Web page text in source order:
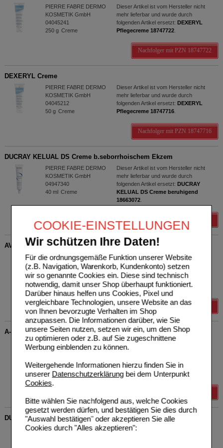
COOKIE-EINSTELLUNGEN
Wir schützen Ihre Daten!
Für die ordnungsgemäße Funktion unserer Website
(z.B. Navigation, Warenkorb, Kundenkonto) setzen
wir so genannte Cookies ein. Diese sind technisch
notwendig, damit unser Shop überhaupt funktioniert.
Darüber hinaus helfen uns Cookies, Pixel und
vergleichbare Technologien, unsere Website an das
von Ihnen bevorzugte Verhalten im Shop
anzupassen. Die Informationen darüber, wie Sie
unsere Seiten nutzen, setzen wir ein, um den Shop
zu optimieren oder z.B. auf Sie zugeschnittene
Werbung einblenden zu können.
Weitergehende Informationen hierzu finden Sie in
unserer Datenschutzerklärungbei dem Unterpunkt
Cookies.
Bitte wählen Sie nachfolgend aus, welche Cookies
gesetzt werden dürfen, und bestätigen Sie dies durch
"Auswahl bestätigen" oder akzeptieren Sie alle
Cookies durch "Alles akzeptieren":
PIERRE FABRE DERMO
KOSMETIK GmbH
04045241
250g Creme
Dieser Artikel ist vom Hersteller nicht
mehr lieferbar und wurde durch
folgenden Artikel ersetzt: DEXERYL
Pflegecreme 18747722.
Nachfolger mit PZN 18747722
DEXERYL Creme
PIERRE FABRE DERMO
KOSMETIK GmbH
04045212
50g Creme
Dieser Artikel ist vom Hersteller nicht
mehr lieferbar und wurde durch
folgenden Artikel ersetzt: DEXERYL
Pflegecreme 18747716.
Nachfolger mit PZN 18747716
DUCRAY KELUAL DS Creme b.seborrhoischem Ekzem
PIERRE FABRE DERMO
KOSMETIK GmbH
04947340
40 ml Creme
Dieser Artikel ist vom Hersteller nicht
mehr lieferbar und wurde durch
folgenden Artikel ersetzt: DUCRAY
KELUAL DS Creme beruhigend
18663072.
Nachfolger mit PZN 18663072
AVENE Antirougeurs UNIFY getönte Pflege Cr.SPF 30
PIERRE FABRE DERMO
KOSMETIK GmbH
15584745
40ml Creme
UVP**
Unser Preis*
Sie sparen 5,70 €
Grundpreis
570,00 €
A-DERMA PROTECT AC SPF 50+ mattierendes Fluid
PIERRE FABRE DERMO
KOSMETIK GmbH
40ml Creme
UVP
Sie sparen
Grundpreis
398,00 €
DUCRAY MELASCREEN Photoaging Handcreme SPF 50+
PIERRE FABRE DERMO